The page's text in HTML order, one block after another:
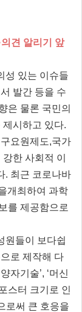
견 알리기 앞
성 있는 이슈들
발간 등을 수
은 물론 국민의
시하고 있다.
요원제도,국가
한 사회적 이
. 최근 코로나바
개최하여 과학
를 제공함으로
원들이 보다쉽
로 제작해 다
자기술’, ‘머신
스터 크기로 인
로써 큰 호응을